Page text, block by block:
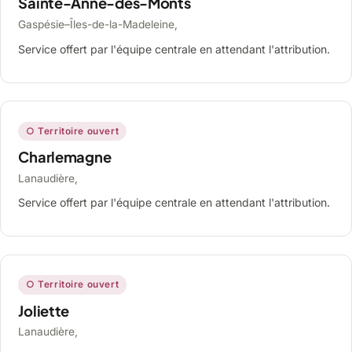
Gaspésie–Îles-de-la-Madeleine,
Service offert par l'équipe centrale en attendant l'attribution.
○ Territoire ouvert
Charlemagne
Lanaudière,
Service offert par l'équipe centrale en attendant l'attribution.
○ Territoire ouvert
Joliette
Lanaudière,